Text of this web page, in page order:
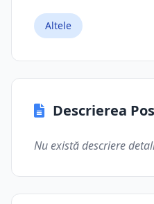
Altele
Descrierea
Nu există descriere